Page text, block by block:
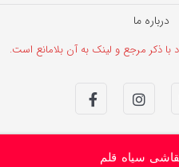
درباره ما
ذکر مرجع و لینک به آن بلامانع است.
سیاه قلم